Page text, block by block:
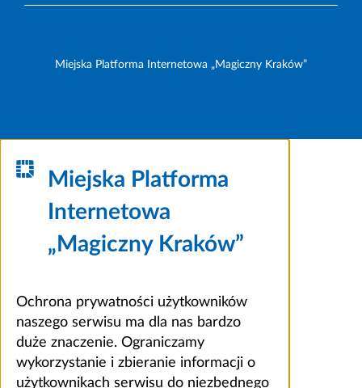
Miejska Platforma Internetowa „Magiczny Kraków”
Miejska Platforma
Internetowa
„Magiczny Kraków”
Ochrona prywatności użytkowników
naszego serwisu ma dla nas bardzo
duże znaczenie. Ograniczamy
wykorzystanie i zbieranie informacji o
użytkownikach serwisu do niezbędnego